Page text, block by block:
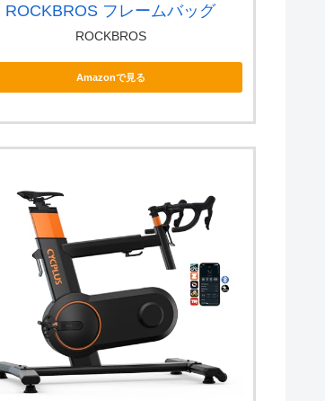
ROCKBROS フレームバッグ
ROCKBROS
Amazonで見る